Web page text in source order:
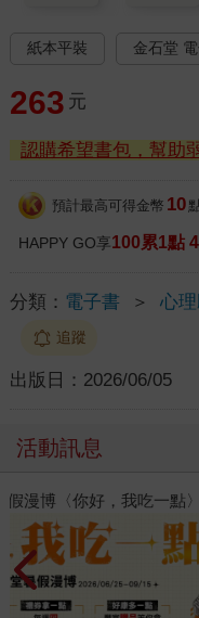
紙本平裝 金石堂
263 元
認購希望書包，幫助
預計最高可得金幣 10
HAPPY GO享100累1點
分類： 電子書 ＞ 心
追蹤
出版日： 2026/06/05
活動訊息
金石堂2026海外優惠：